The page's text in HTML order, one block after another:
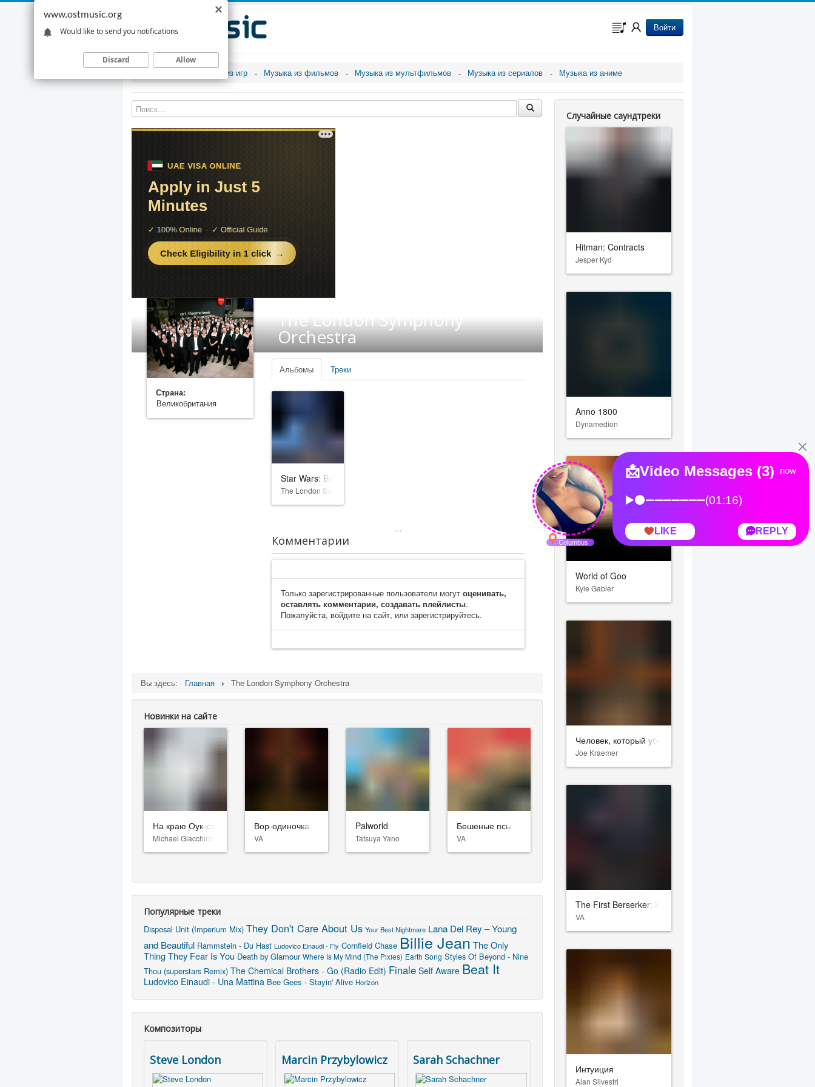
Войти
Музыка из игр Музыка из фильмов Музыка из мультфильмов Музыка из сериалов Музыка из аниме
The London Symphony
Orchestra
Страна:
Великобритания
Альбомы Треки
Star Wars: Battlefront II
The London Symphony Orchestra
...
Комментарии
Только зарегистрированные пользователи могутоценивать,
оставлять комментарии, создавать плейлисты.
Пожалуйста, войдите на сайт, или зарегистрируйтесь.
Вы здесь: Главная The London Symphony Orchestra
Новинки на сайте
На краю Оук-стрит
Michael Giacchino
Вор-одиночка
VA
Palworld
Tatsuya Yano
Бешеные псы
VA
Популярные треки
Disposal Unit (Imperium Mix) They Don't Care About Us Your Best Nightmare Lana Del Rey – Young
and Beautiful Rammstein - Du Hast Ludovico Einaudi - Fly Cornfield Chase Billie Jean The Only
Thing They Fear Is You Death by Glamour Where Is My Mind (The Pixies) Earth Song Styles Of Beyond - Nine
Thou (superstars Remix) The Chemical Brothers - Go (Radio Edit) Finale Self Aware Beat It
Ludovico Einaudi - Una Mattina Bee Gees - Stayin' Alive Horizon
Композиторы
Steve London Marcin Przybylowicz Sarah Schachner
Случайные саундтреки
Hitman: Contracts
Jesper Kyd
Anno 1800
Dynamedion
World of Goo
Kyle Gabler
Человек, который убил Гитлера и затем снежного человека
Joe Kraemer
The First Berserker: Khazan
VA
Интуиция
Alan Silvestri
www.ostmusic.org
Would like to send you notifications
Discard Allow